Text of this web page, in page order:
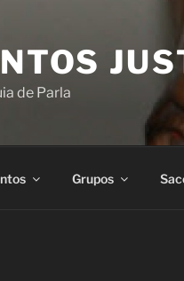
de Parla
Grupos